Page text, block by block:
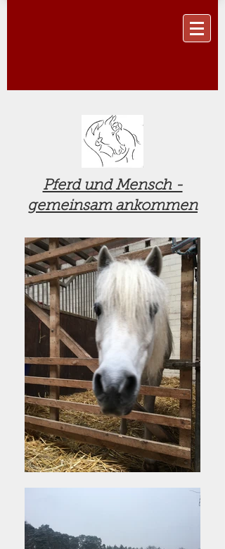
Pferd und Mensch -
gemeinsam ankommen